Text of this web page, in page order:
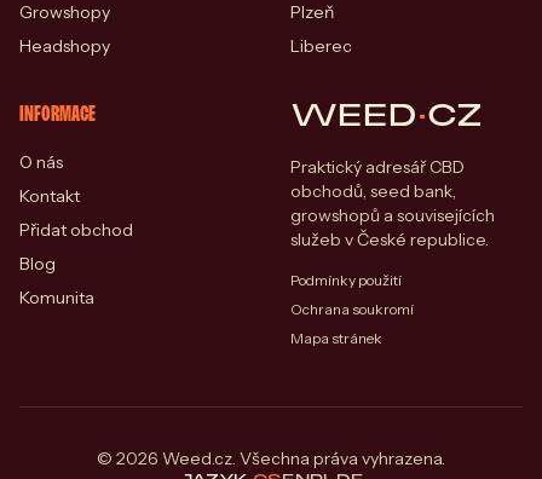
Growshopy
Headshopy
Plzeň
Liberec
INFORMACE
O nás
Kontakt
Přidat obchod
Blog
Komunita
WEED·CZ
Praktický adresář CBD
obchodů, seed bank,
growshopů a souvisejících
služeb v České republice.
Podmínky použití
Ochrana soukromí
Mapa stránek
© 2026 Weed.cz. Všechna práva vyhrazena.